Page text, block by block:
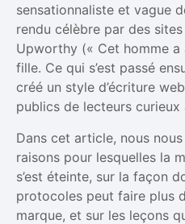
sensationnaliste et vague
rendu célèbre par des
Upworthy (« Cet homme a
fille. Ce qui s’est passé
créé un style d’écriture
publics de lecteurs curieux
Dans cet article, nous
raisons pour lesquelles la
s’est éteinte, sur la façon
protocoles peut faire plus
marque, et sur les leçons